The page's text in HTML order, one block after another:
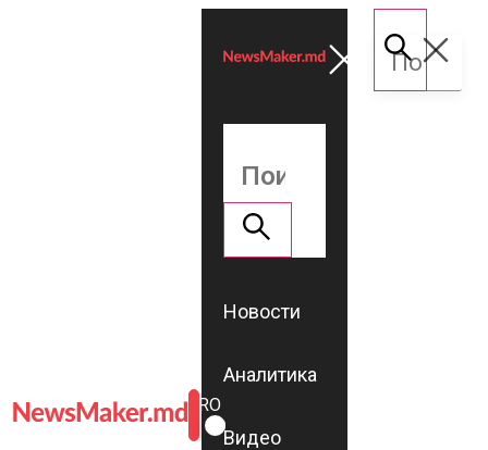
ROMÂNĂ
RU
Новости
Аналитика
Видео